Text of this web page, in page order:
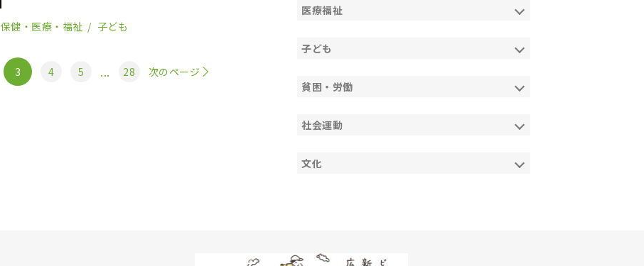
６人が甲状腺がんの疑いがあると診断され、２
た。 資料h […]
保健・医療・福祉 子ども
3 4 5 ... 28 次のページ
医療福祉
子ども
貧困・労働
社会運動
文化